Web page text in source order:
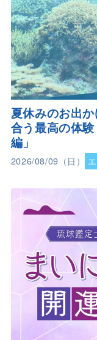
夏休みのお出
合う最高の体
編」
2026/08/09（日）